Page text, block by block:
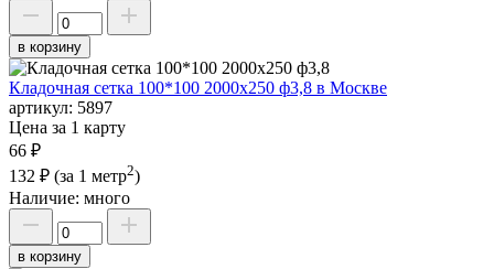
в корзину
Кладочная сетка 100*100 2000х250 ф3,8 в Москве
артикул: 5897
Цена за 1 карту
66 ₽
132 ₽ (за 1 метр2)
Наличие: много
в корзину